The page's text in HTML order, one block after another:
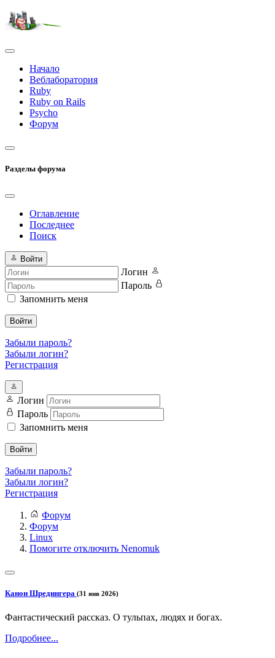
Начало
Веблаборатория
Ruby
Ruby on Rails
Psycho
Форум
Разделы форума
Оглавление
Последнее
Поиск
Войти
Логин
Пароль
Запомнить меня
Войти
Забыли пароль?
Забыли логин?
Регистрация
Логин
Пароль
Запомнить меня
Войти
Забыли пароль?
Забыли логин?
Регистрация
Форум
Форум
Linux
Помогите отключить Nenomuk
Канон Шредингера (31 янв 2026)
Фантастический рассказ. О тульпах, людях и богах.
Подробнее...